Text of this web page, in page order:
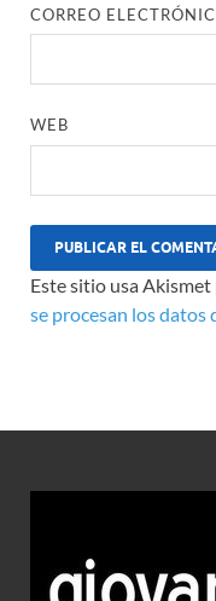
CORREO
WEB
Este sitio usa
se procesan los datos